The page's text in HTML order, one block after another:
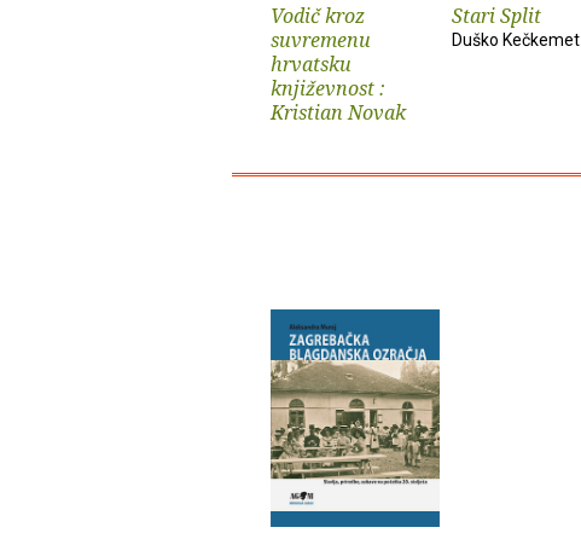
Vodič kroz
suvremenu
hrvatsku
književnost :
Kristian Novak
Stari Split
Duško Kečkemet